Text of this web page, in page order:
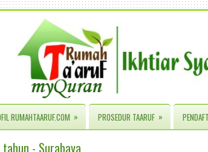
RUMAHTAARUF.COM » PROSEDUR TAARUF »
- Surabaya